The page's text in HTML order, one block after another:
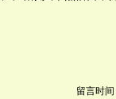
留言时间